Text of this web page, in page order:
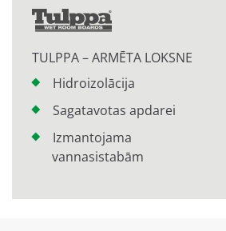
TULPPA – ARMĒTA LOKSNE
Hidroizolācija
Sagatavotas apdarei
Izmantojama
vannasistabām